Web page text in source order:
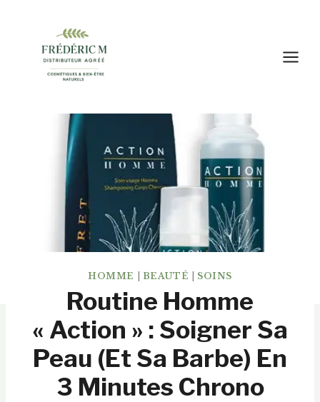
contenu
HOMME BEAUTÉ SOINS
Routine Homme
« Action » : Soigner Sa
Peau (et Sa Barbe) En
3 Minutes Chrono